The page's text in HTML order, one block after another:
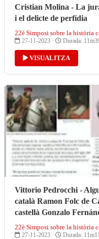
Cristian Molina - La
i el delicte de perfídia
22è Simposi sobre la història
27-11-2023 · Durada:
VISUALITZA
Vittorio Pedrocchi -
català Ramon Folc de
castellà Gonzalo
22è Simposi sobre la història
27-11-2023 · Durada: